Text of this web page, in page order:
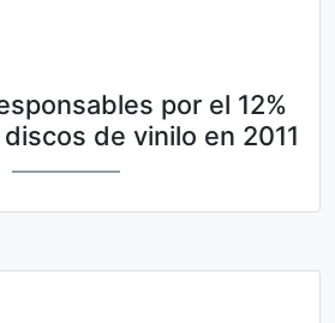
por el 12%
de vinilo en 2011